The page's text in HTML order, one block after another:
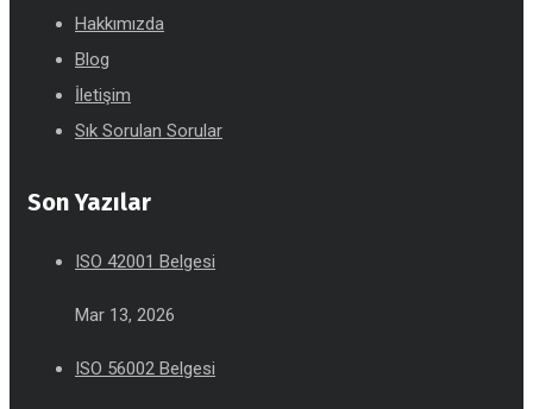
Hakkımızda
Blog
İletişim
Sık Sorulan Sorular
Son Yazılar
ISO 42001 Belgesi
Mar 13, 2026
ISO 56002 Belgesi